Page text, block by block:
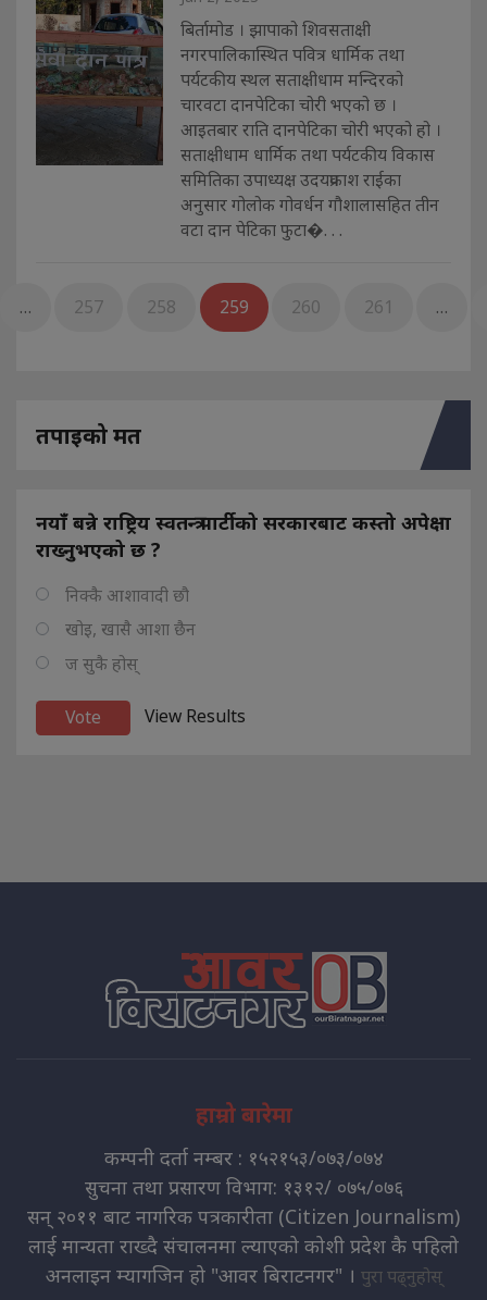
बिर्तामोड । झापाको शिवसताक्षी
नगरपालिकास्थित पवित्र धार्मिक तथा
पर्यटकीय स्थल सताक्षीधाम मन्दिरको
चारवटा दानपेटिका चोरी भएको छ ।
आइतबार राति दानपेटिका चोरी भएको हो ।
सताक्षीधाम धार्मिक तथा पर्यटकीय विकास
समितिका उपाध्यक्ष उदयप्रकाश राईका
अनुसार गोलोक गोवर्धन गौशालासहित तीन
वटा दान पेटिका फुटा�. . .
… 257 258 259 260 261 …
तपाइको मत
नयाँ बन्ने राष्ट्रिय स्वतन्त्र पार्टीको सरकारबाट कस्तो अपेक्षा
राख्नुभएको छ ?
निक्कै आशावादी छौ
खोइ, खासै आशा छैन
ज सुकै होस्
View Results
हाम्रो बारेमा
कम्पनी दर्ता नम्बर : १५२१५३/०७३/०७४
सुचना तथा प्रसारण विभाग: १३१२/ ०७५/०७६
सन् २०११ बाट नागरिक पत्रकारीता (Citizen Journalism)
लाई मान्यता राख्दै संचालनमा ल्याएको कोशी प्रदेश कै पहिलो
अनलाइन म्यागजिन हो "आवर बिराटनगर" । पुरा पढ्नुहोस्